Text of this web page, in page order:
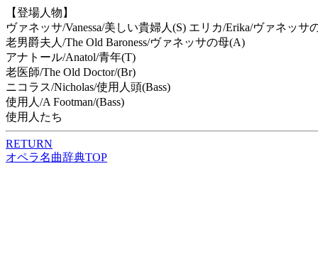
【登場人物】
ヴァネッサ/Vanessa/美しい貴婦人(S) エリカ/Erika/ヴァネッサ
老男爵夫人/The Old Baroness/ヴァネッサの母(A)
アナトール/Anatol/青年(T)
老医師/The Old Doctor/(Br)
ニコラス/Nicholas/使用人頭(Bass)
使用人/A Footman/(Bass)
使用人たち
RETURN
オペラ名曲辞典TOP